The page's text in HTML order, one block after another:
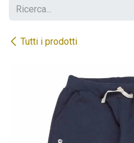
Tutti i prodotti